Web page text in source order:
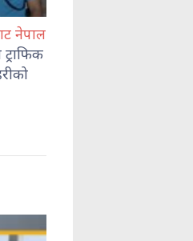
भेडेटारबाट ६४७ किलो गाँजासहित
दुई जना पक्राउ